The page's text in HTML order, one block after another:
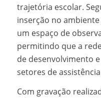
trajetória escolar.
inserção no
um espaço de
permitindo que a
de desenvolvimento
setores de
Com gravação